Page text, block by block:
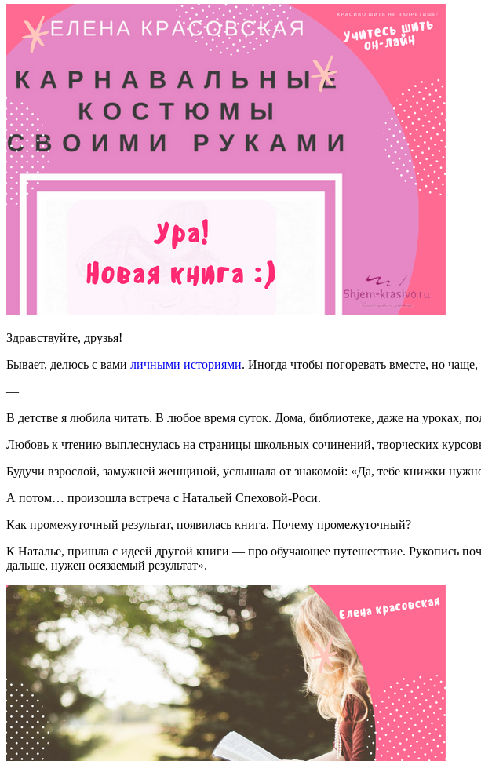
Здравствуйте, друзья!
Бывает, делюсь с вами личными историями. Иногда чтобы погоревать вместе, но
—
В детстве я любила читать. В любое время суток. Дома, библиотеке, даже на уроках,
Любовь к чтению выплеснулась на страницы школьных сочинений, творческих
Будучи взрослой, замужней женщиной, услышала от знакомой: «Да, тебе книжки
А потом… произошла встреча с Натальей Спеховой-Роси.
Как промежуточный результат, появилась книга. Почему промежуточный?
К Наталье, пришла с идеей другой книги — про обучающее путешествие. Рукопись
дальше, нужен осязаемый результат».